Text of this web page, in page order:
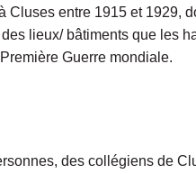
entre 1915 et 1929,
lieux/ bâtiments que les
Guerre mondiale.
des collégiens de